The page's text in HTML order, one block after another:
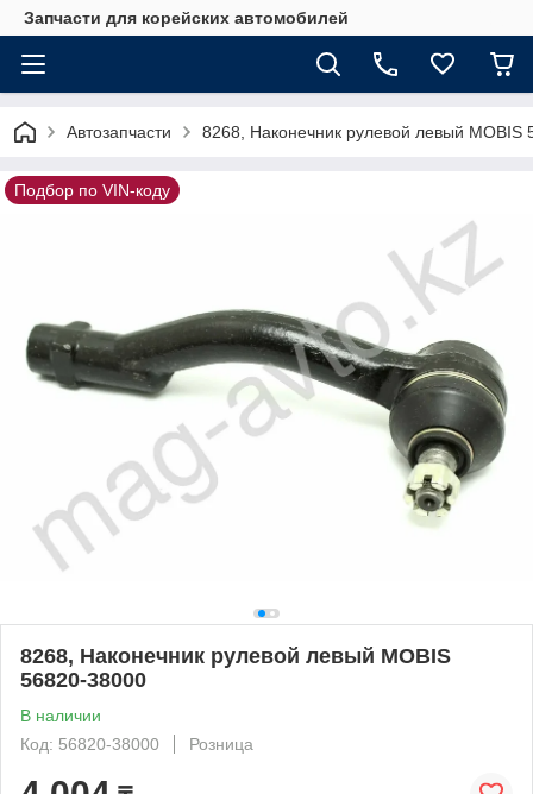
Запчасти для корейских автомобилей
Автозапчасти 8268, Наконечник рулевой левый MOBIS
Подбор по VIN-коду
8268, Наконечник рулевой левый MOBIS
56820-38000
В наличии
Код: 56820-38000
Розница